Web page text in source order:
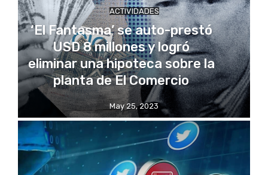
ACTIVIDADES
‘El Fantasma’ se auto-prestó
USD 8 millones y logró
eliminar una hipoteca sobre la
planta de El Comercio
May 25, 2023